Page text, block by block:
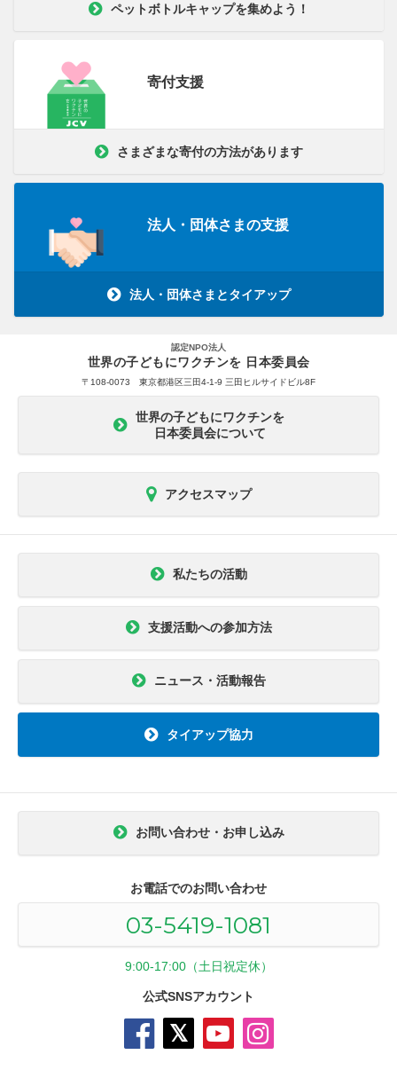
ペットボトルキャップを集めよう！
寄付支援
さまざまな寄付の方法があります
法人・団体さまの支援
法人・団体さまとタイアップ
認定NPO法人
世界の子どもにワクチンを 日本委員会
〒108-0073 東京都港区三田4-1-9 三田ヒルサイドビル8F
世界の子どもにワクチンを
日本委員会について
アクセスマップ
私たちの活動
支援活動への参加方法
ニュース・活動報告
タイアップ協力
お問い合わせ・お申し込み
お電話でのお問い合わせ
03-5419-1081
9:00-17:00（土日祝定休）
公式SNSアカウント